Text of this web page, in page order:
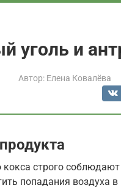
уголь и
Автор: Елена Ковалёва
строго соблюдают
попадания воздуха